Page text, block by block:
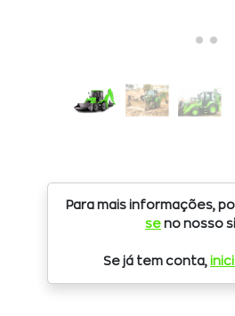
Para mais informações,
se no nosso
Se já tem conta,